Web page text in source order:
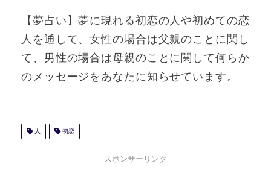
【夢占い】夢に現れる初恋の人や初めての恋
人を通して、女性の場合は父親のことに関し
て、男性の場合は母親のことに関して何らか
のメッセージをあなたに知らせています。
人 初恋
スポンサーリンク